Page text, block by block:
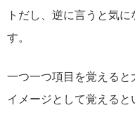
トだし、逆に言うと気
す。
一つ一つ項目を覚える
イメージとして覚えると